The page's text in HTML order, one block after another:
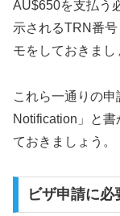
AU$650を支払う
示されるTRN番
モをしておきまし
これら一通りの
Notification」と
ておきましょう。
ビザ申請に必